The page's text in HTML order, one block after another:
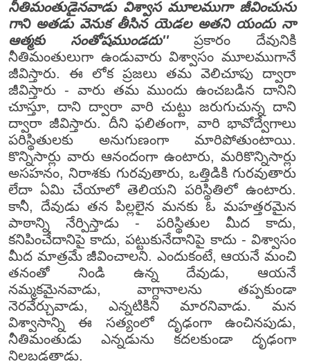
నీతిమంతుడైనవాడు విశ్వాస మూలముగా జీవించును
గాని అతడు వెనుక తీసిన యెడల అతని యందు నా
ఆత్మకు సంతోషముండదు''ప్రకారం దేవునికి
నీతిమంతులుగా ఉండువారు విశ్వాసం మూలముగానే
జీవిస్తారు. ఈ లోక ప్రజలు తమ వెలిచూపు ద్వారా
జీవిస్తారు - వారు తమ ముందు ఉంచబడిన దానిని
చూస్తూ, దాని ద్వారా వారి చుట్టు జరుగుచున్న దాని
ద్వారా జీవిస్తారు. దీని ఫలితంగా, వారి భావోద్వేగాలు
పరిస్థితులకు అనుగుణంగా మారిపోతుంటాయి.
కొన్నిసార్లు వారు ఆనందంగా ఉంటారు, మరికొన్నిసార్లు
అసహనం, నిరాశకు గురవుతారు, ఒత్తిడికి గురవుతారు
లేదా ఏమి చేయాలో తెలియని పరిస్థితిలో ఉంటారు.
కానీ, దేవుడు తన పిల్లలైన మనకు ఓ మహత్తరమైన
పాఠాన్ని నేర్పిస్తాడు - పరిస్థితుల మీద కాదు,
కనిపించేదానిపై కాదు, పట్టుకునేదానిపై కాదు - విశ్వాసం
మీద మాత్రమే జీవించాలని. ఎందుకంటే, ఆయనే మంచి
తనంతో నిండి ఉన్న దేవుడు, ఆయనే
నమ్మకమైనవాడు, వాగ్దానాలను తప్పకుండా
నెరవేర్చువాడు, ఎన్నటికిని మారనివాడు. మన
విశ్వాసాన్ని ఈ సత్యంలో దృఢంగా ఉంచినపుడు,
నీతిమంతుడు ఎన్నడును కదలకుండా దృఢంగా
నిలబడతాడు.